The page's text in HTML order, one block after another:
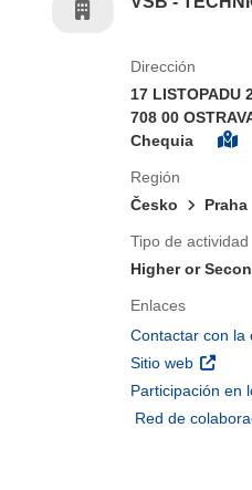
Dirección
17 LISTOPADU
708 00
Chequia
Región
Česko
Praha
Tipo de actividad
Higher or
Enlaces
Contactar con la
Sitio web (se
Participación en
Red de